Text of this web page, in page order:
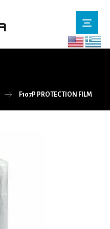
F107P PROTECTION FILM